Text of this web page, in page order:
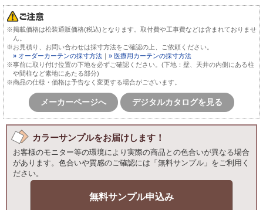
※掲載価格は松装通販価格(税込)となります。取付費や工事費などは含まれておりませ
ん。
※お見積り、お問い合わせは採寸方法をご確認の上、ご依頼ください。
» オーダーカーテンの採寸方法 ｜ » 医療用カーテンの採寸方法
※事前に取り付け位置の下地を必ずご確認ください。(下地：壁、天井の内側にある柱
や間柱など素地にあたる部分)
※商品の仕様・価格は予告なく変更する場合がございます。
メーカーページへ デジタルカタログを見る
カラーサンプルをお届けします！
お客様のモニター等の環境により実際の商品との色合いが異なる場合
があります。色合いや質感のご確認には「無料サンプル」をご利用く
ださい。
無料サンプル申込み